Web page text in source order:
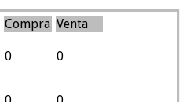
Compra Venta
0 0